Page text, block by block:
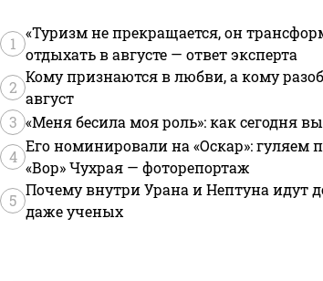
1
«Туризм не прекращается, он
отдыхать в августе — ответ эксперта
2
Кому признаются в любви, а кому
август
3 «Меня бесила моя роль»: как сегодня
4
Его номинировали на «Оскар»: гуляем
«Вор» Чухрая — фоторепортаж
5
Почему внутри Урана и Нептуна идут
даже ученых